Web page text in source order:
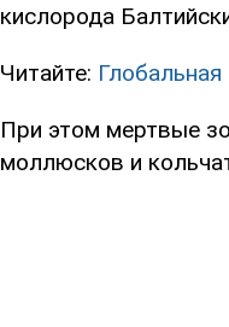
кислорода
Читайте:
При этом мертвые
моллюсков и